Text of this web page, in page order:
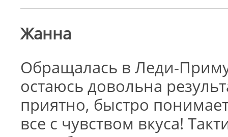
Жанна
Обращалась в Леди-
остаюсь довольна
приятно, быстро
все с чувством вкуса!